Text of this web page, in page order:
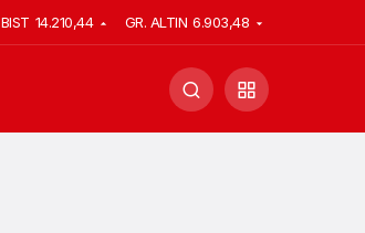
BIST 14.210,44 GR. ALTIN 6.903,48